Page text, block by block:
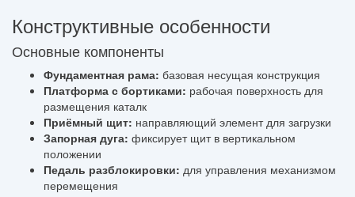
Конструктивные особенности
Основные компоненты
Фундаментная рама: базовая несущая конструкция
Платформа с бортиками: рабочая поверхность для
размещения каталк
Приёмный щит: направляющий элемент для загрузки
Запорная дуга: фиксирует щит в вертикальном
положении
Педаль разблокировки: для управления механизмом
перемещения